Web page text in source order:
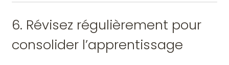
6. Révisez régulièrement pour
consolider l’apprentissage